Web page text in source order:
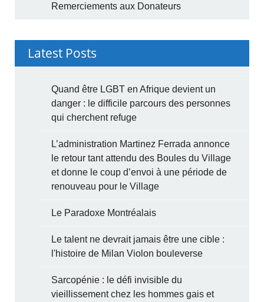
Remerciements aux Donateurs
Latest Posts
Quand être LGBT en Afrique devient un
danger : le difficile parcours des personnes
qui cherchent refuge
L’administration Martinez Ferrada annonce
le retour tant attendu des Boules du Village
et donne le coup d’envoi à une période de
renouveau pour le Village
Le Paradoxe Montréalais
Le talent ne devrait jamais être une cible :
l'histoire de Milan Violon bouleverse
Sarcopénie : le défi invisible du
vieillissement chez les hommes gais et